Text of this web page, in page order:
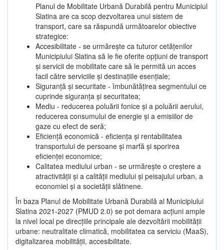
Planul de Mobilitate Urbană Durabilă pentru Municipiul
Slatina are ca scop dezvoltarea unui sistem de
transport, care sa răspundă următoarelor obiective
strategice:
Accesibilitate - se urmărește ca tuturor cetățenilor
Municipiului Slatina să le fie oferite opțiuni de transport
și servicii de mobilitate care să le permită un acces
facil către serviciile și destinațiile esențiale;
Siguranță și securitate - îmbunătățirea segmentului ce
cuprinde siguranța și securitatea;
Mediu - reducerea poluării fonice și a poluării aerului,
reducerea consumului de energie și a emisiilor de
gaze cu efect de seră;
Eficiență economică - eficiența și rentabilitatea
transportului de persoane și marfă și sporirea
eficienței economice;
Calitatea mediului urban - se urmărește o creștere a
atractivității și a calității mediului și peisajului urban, a
economiei și a societății slătinene.
În baza Planul de Mobilitate Urbană Durabilă al Municipiului
Slatina 2021-2027 (PMUD 2.0) se pot demara acțiuni ample
la nivel local pe direcțiile principale ale dezvoltării mobilității
urbane: neutralitate climatică, mobilitatea ca serviciu (MaaS),
digitalizarea mobilității, accesibilitate.